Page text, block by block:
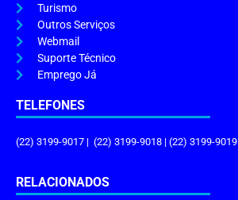
Turismo
Outros Serviços
Webmail
Suporte Técnico
Emprego Já
TELEFONES
(22) 3199-9017 | (22) 3199-9018 | (22) 3199-9019
RELACIONADOS